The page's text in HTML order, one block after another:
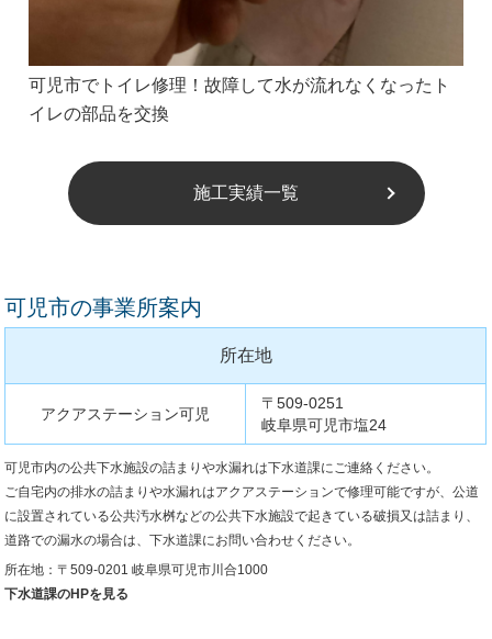
可児市でトイレ修理！故障して水が流れなくなったト
イレの部品を交換
施工実績一覧
可児市の事業所案内
所在地
アクアステーション可児
〒509-0251
岐阜県可児市塩24
可児市内の公共下水施設の詰まりや水漏れは下水道課にご連絡ください。
ご自宅内の排水の詰まりや水漏れはアクアステーションで修理可能ですが、公道
に設置されている公共汚水桝などの公共下水施設で起きている破損又は詰まり、
道路での漏水の場合は、下水道課にお問い合わせください。
所在地：〒509-0201 岐阜県可児市川合1000
下水道課のHPを見る